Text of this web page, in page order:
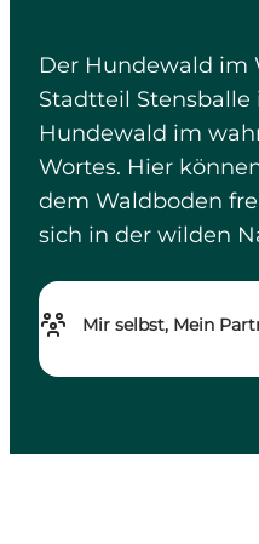
Der Hundewald im
Stadtteil Stensballe
Hundewald im
Wortes. Hier
dem Waldboden
sich in der wilden
Mir selbst, Mein